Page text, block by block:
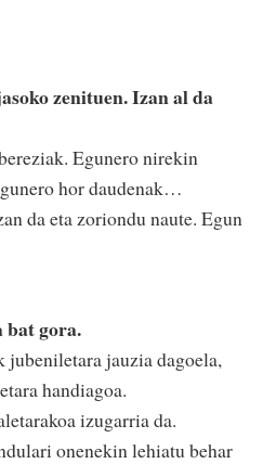
zenituen. Izan al da
Egunero nirekin
hor daudenak…
da eta zoriondu naute. Egun
bat gora.
jubeniletara jauzia dagoela,
handiagoa.
izugarria da.
onenekin lehiatu behar